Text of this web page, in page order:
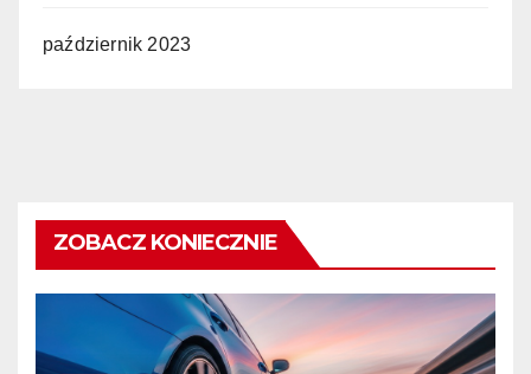
październik 2023
ZOBACZ KONIECZNIE